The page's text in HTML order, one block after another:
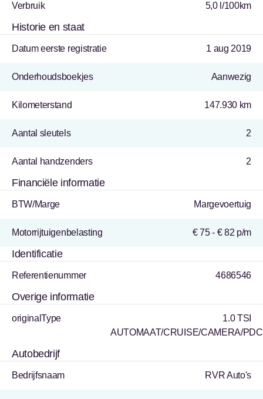
Verbruik 5,0 l/100km
Historie en staat
Datum eerste registratie 1 aug 2019
Onderhoudsboekjes Aanwezig
Kilometerstand 147.930 km
Aantal sleutels 2
Aantal handzenders 2
Financiële informatie
BTW/Marge Margevoertuig
Motorrijtuigenbelasting € 75 - € 82 p/m
Identificatie
Referentienummer 4686546
Overige informatie
originalType
1.0 TSI
AUTOMAAT/CRUISE/CAMERA/
Autobedrijf
Bedrijfsnaam RVR Auto's